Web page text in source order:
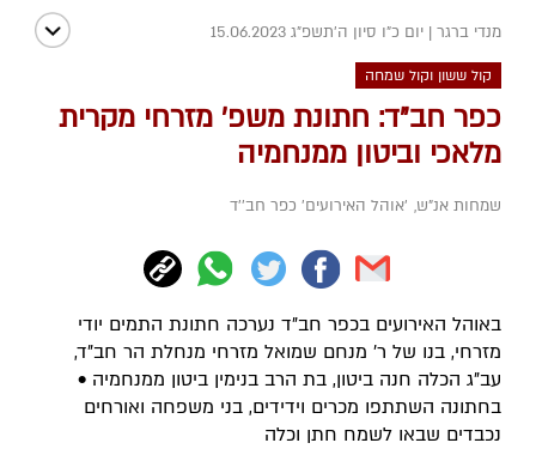
מנדי ברגר | יום כ"ו סיון ה׳תשפ״ג 15.06.2023
קול ששון וקול שמחה
כפר חב"ד: חתונת משפ' מזרחי מקרית
מלאכי וביטון ממנחמיה
שמחות אנ"ש, 'אוהל האירועים' כפר חב''ד
באוהל האירועים בכפר חב"ד נערכה חתונת התמים יודי
מזרחי, בנו של ר' מנחם שמואל מזרחי מנחלת הר חב"ד,
עב"ג הכלה חנה ביטון, בת הרב בנימין ביטון ממנחמיה •
בחתונה השתתפו מכרים וידידים, בני משפחה ואורחים
נכבדים שבאו לשמח חתן וכלה